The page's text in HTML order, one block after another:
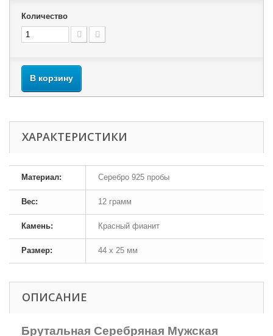
Количество
В корзину
ХАРАКТЕРИСТИКИ
Материал: Серебро 925 пробы
Вес: 12 грамм
Камень: Красный фианит
Размер: 44 х 25 мм
ОПИСАНИЕ
Брутальная Серебряная Мужская